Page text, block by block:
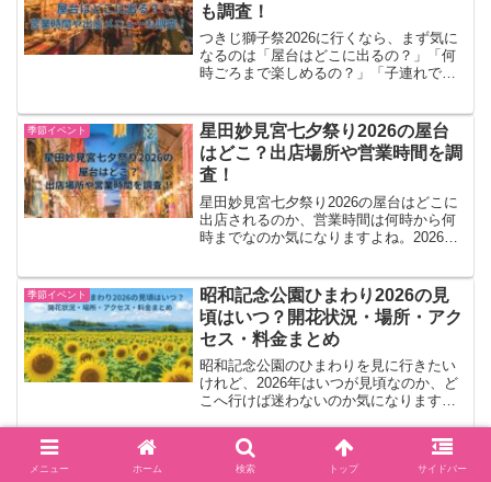
も調査！
つきじ獅子祭2026に行くなら、まず気に
なるのは「屋台はどこに出るの？」「何
時ごろまで楽しめるの？」「子連れでも
～6/14）は公式発表済みで、会場は波除
稲荷神社...
季節イベント
星田妙見宮七夕祭り2026の屋台
はどこ？出店場所や営業時間を調
査！
星田妙見宮七夕祭り2026の屋台はどこに
出店されるのか、営業時間は何時から何
時までなのか気になりますよね。2026年
から、出店場所や時間の傾向を予想でき
ます。この記事...
季節イベント
昭和記念公園ひまわり2026の見
頃はいつ？開花状況・場所・アク
セス・料金まとめ
昭和記念公園のひまわりを見に行きたい
けれど、2026年はいつが見頃なのか、ど
こへ行けば迷わないのか気になりますよ
ひまわり情報は未発表ですが、公式の過
去実績を見ると見頃は8月上旬が中心で
す。行く前に「花...
季節イベント
下仁田あじさい園2026の見頃
メニュー ホーム 検索 トップ サイドバー